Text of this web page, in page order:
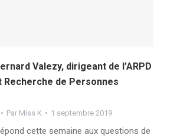
Valezy, dirigeant de l’ARPD
Recherche de Personnes
Par Miss K 1 septembre 2019
cette semaine aux questions de